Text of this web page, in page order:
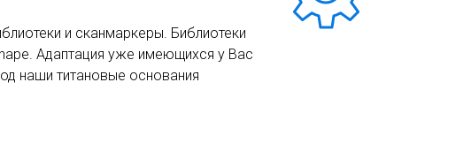
и сканмаркеры. Библиотеки
Адаптация уже имеющихся у Вас
наши титановые основания